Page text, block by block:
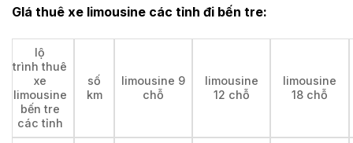
GIá thuê xe limousine các tỉnh đi bến tre:
lộ
trình thuê
xe
limousine
bến tre
các tỉnh
số
km
limousine 9
chỗ
limousine
12 chỗ
limousine
18 chỗ